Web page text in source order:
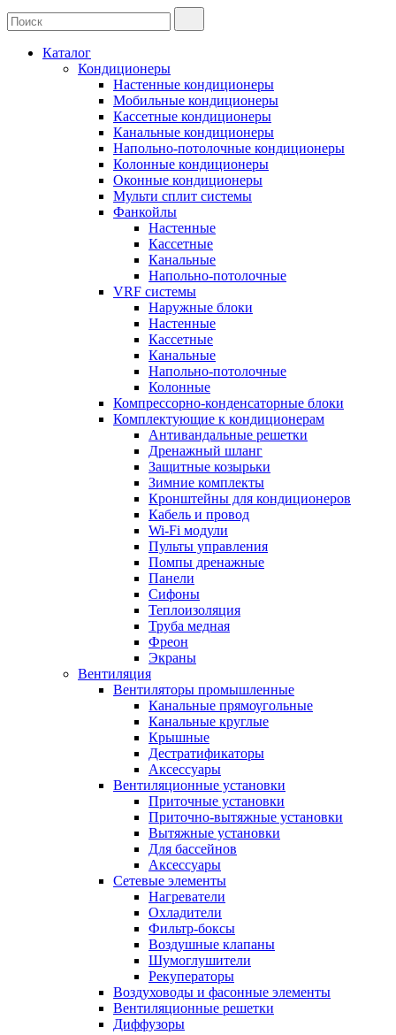
Каталог
Кондиционеры
Настенные кондиционеры
Мобильные кондиционеры
Кассетные кондиционеры
Канальные кондиционеры
Напольно-потолочные кондиционеры
Колонные кондиционеры
Оконные кондиционеры
Мульти сплит системы
Фанкойлы
Настенные
Кассетные
Канальные
Напольно-потолочные
VRF системы
Наружные блоки
Настенные
Кассетные
Канальные
Напольно-потолочные
Колонные
Компрессорно-конденсаторные блоки
Комплектующие к кондиционерам
Антивандальные решетки
Дренажный шланг
Защитные козырьки
Зимние комплекты
Кронштейны для кондиционеров
Кабель и провод
Wi-Fi модули
Пульты управления
Помпы дренажные
Панели
Сифоны
Теплоизоляция
Труба медная
Фреон
Экраны
Вентиляция
Вентиляторы промышленные
Канальные прямоугольные
Канальные круглые
Крышные
Дестратификаторы
Аксессуары
Вентиляционные установки
Приточные установки
Приточно-вытяжные установки
Вытяжные установки
Для бассейнов
Аксессуары
Сетевые элементы
Нагреватели
Охладители
Фильтр-боксы
Воздушные клапаны
Шумоглушители
Рекуператоры
Воздуховоды и фасонные элементы
Вентиляционные решетки
Диффузоры